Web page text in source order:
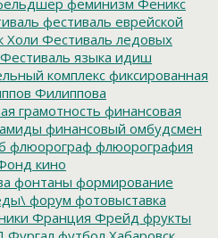
фестиваль еврейской
Холи Фестиваль ледовых
Фестиваль языка идиш
комплекс фиксированная
Филиппова
грамотность финансовая
финансовый омбудсмен
флюорограф флюорография
кино
фонтаны формирование
форум фотовыставка
Франция Фрейд фрукты